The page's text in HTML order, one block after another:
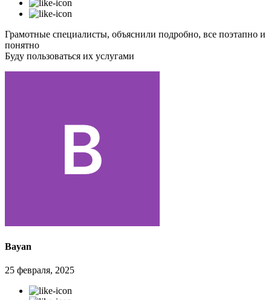
Грамотные специалисты, объяснили подробно, все поэтапно и
понятно
Буду пользоваться их услугами
Bayan
25 февраля, 2025